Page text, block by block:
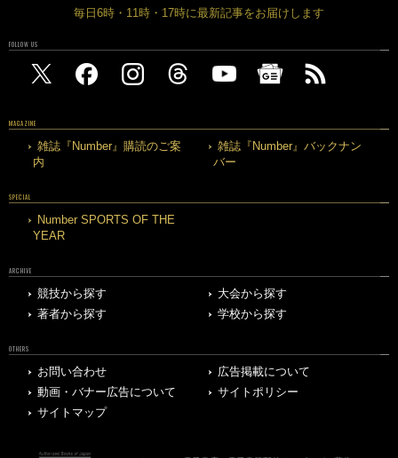
毎日6時・11時・17時に最新記事をお届けします
FOLLOW US
MAGAZINE
雑誌『Number』購読のご案
内
雑誌『Number』バックナン
バー
SPECIAL
Number SPORTS OF THE
YEAR
ARCHIVE
競技から探す
大会から探す
著者から探す
学校から探す
OTHERS
お問い合わせ
広告掲載について
動画・バナー広告について
サイトポリシー
サイトマップ